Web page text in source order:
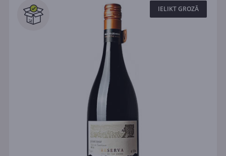
IELIKT GROZĀ